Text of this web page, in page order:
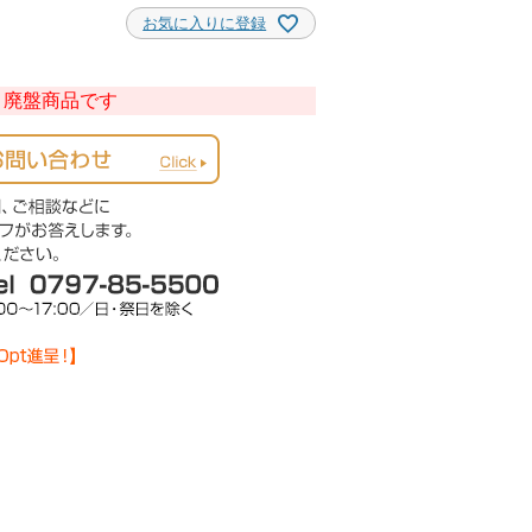
お気に入りに登録
廃盤商品です